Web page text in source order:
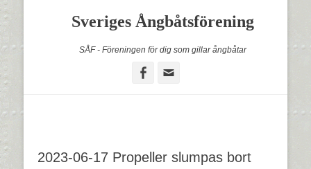
Sveriges Ångbåtsförening
SÅF - Föreningen för dig som gillar ångbåtar
Facebook
2023-06-17 Propeller slumpas bort